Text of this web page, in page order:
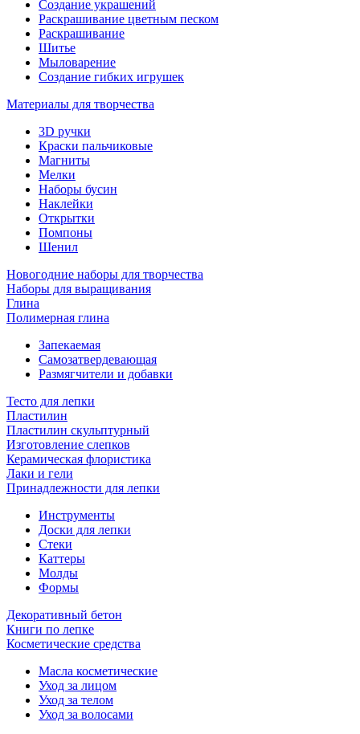
Создание украшений
Раскрашивание цветным песком
Раскрашивание
Шитье
Мыловарение
Создание гибких игрушек
Материалы для творчества
3D ручки
Краски пальчиковые
Магниты
Мелки
Наборы бусин
Наклейки
Открытки
Помпоны
Шенил
Новогодние наборы для творчества
Наборы для выращивания
Глина
Полимерная глина
Запекаемая
Самозатвердевающая
Размягчители и добавки
Тесто для лепки
Пластилин
Пластилин скульптурный
Изготовление слепков
Керамическая флористика
Лаки и гели
Принадлежности для лепки
Инструменты
Доски для лепки
Стеки
Каттеры
Молды
Формы
Декоративный бетон
Книги по лепке
Косметические средства
Масла косметические
Уход за лицом
Уход за телом
Уход за волосами